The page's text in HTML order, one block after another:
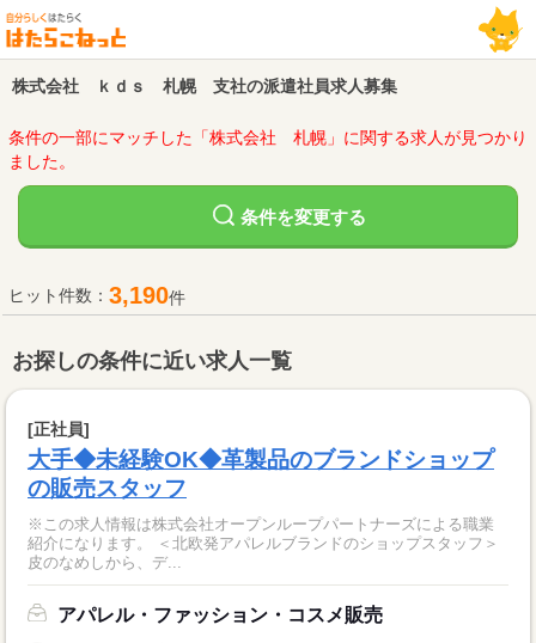
株式会社 ｋｄｓ 札幌 支社の派遣社員求人募集
条件の一部にマッチした「株式会社 札幌」に関する求人が見つかり
ました。
条件を変更する
ヒット件数： 3,190件
お探しの条件に近い求人一覧
[正社員]
大手◆未経験OK◆革製品のブランドショップ
の販売スタッフ
※この求人情報は株式会社オープンループパートナーズによる職業
紹介になります。 ＜北欧発アパレルブランドのショップスタッフ＞
皮のなめしから、デ...
アパレル・ファッション・コスメ販売